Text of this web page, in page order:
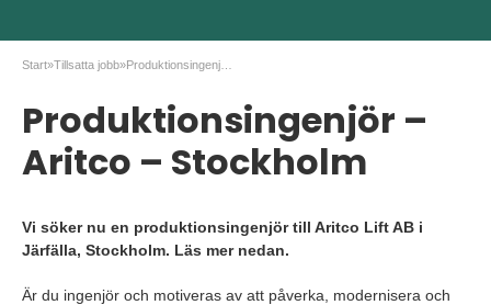
Start»Tillsatta jobb»
Produktionsingenjör –
Aritco – Stockholm
Vi söker nu en produktionsingenjör till Aritco Lift AB i
Järfälla, Stockholm. Läs mer nedan.
Är du ingenjör och motiveras av att påverka, modernisera och